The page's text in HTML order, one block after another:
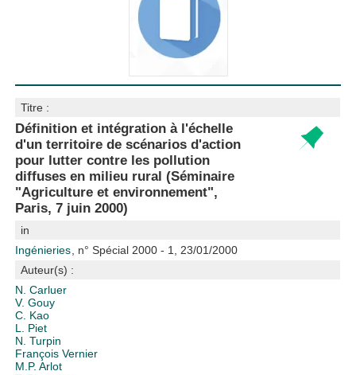
Titre :
Définition et intégration à l'échelle
d'un territoire de scénarios d'action
pour lutter contre les pollution
diffuses en milieu rural (Séminaire
"Agriculture et environnement",
Paris, 7 juin 2000)
in
Ingénieries , n° Spécial 2000 - 1, 23/01/2000
Auteur(s) :
N. Carluer
V. Gouy
C. Kao
L. Piet
N. Turpin
François Vernier
M.P. Arlot